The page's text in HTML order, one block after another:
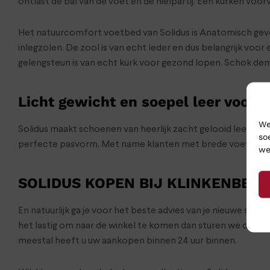
Het natuurcomfort voetbed van Solidus is Anatomisch
inlegzolen. De zool is van echt leder en dus belangrijk
gelengsteun is van echt kurk voor gezond lopen. Schok
Licht gewicht en soepel leer voor
Solidus maakt schoenen van heerlijk zacht gelooid leer
perfecte pasvorm. Met name klanten met brede voeten
SOLIDUS KOPEN BIJ
En natuurlijk ga je voor het beste advies van je nieuwe
het lastig om naar de winkel te komen dan sturen we de
meestal heeft u uw aankopen binnen 24 uur binnen.